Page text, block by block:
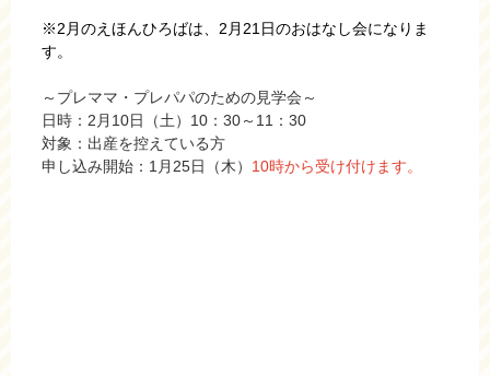
※2月のえほんひろばは、2月21日のおはなし会になりま
す。
～プレママ・プレパパのための見学会～
日時：2月10日（土）10：30～11：30
対象：出産を控えている方
申し込み開始：1月25日（木） 10時から受け付けます。